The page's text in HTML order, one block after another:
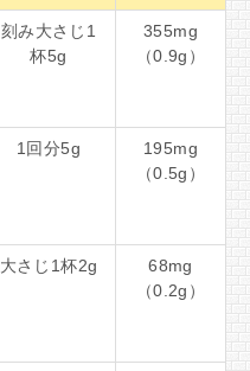
刻み大さじ1
杯5g
355mg
（0.9g）
1回分5g
195mg
（0.5g）
大さじ1杯2g
68mg
（0.2g）